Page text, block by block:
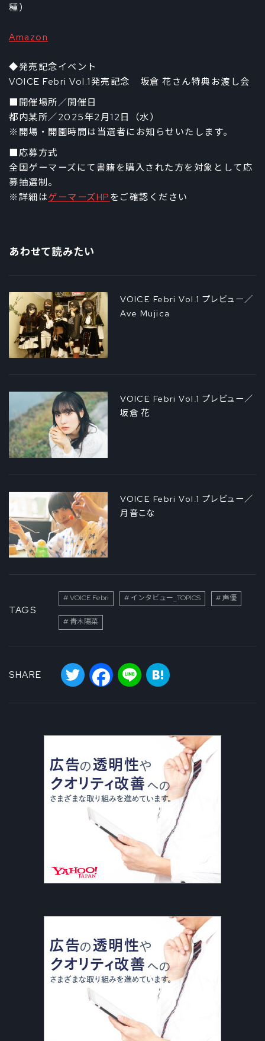
種）
Amazon
◆発売記念イベント
VOICE Febri Vol.1発売記念 坂倉 花さん特典お渡し会
■開催場所／開催日
都内某所／2025年2月12日（水）
※開場・開園時間は当選者にお知らせいたします。
■応募方式
全国ゲーマーズにて書籍を購入された方を対象として応
募抽選制。
※詳細はゲーマーズHPをご確認ください
あわせて読みたい
VOICE Febri Vol.1 プレビュー／
Ave Mujica
VOICE Febri Vol.1 プレビュー／
坂倉 花
VOICE Febri Vol.1 プレビュー／
月音こな
TAGS
VOICE Febri インタビュー_TOPICS 声優
青木陽菜
SHARE
Twitter Facebook
Line